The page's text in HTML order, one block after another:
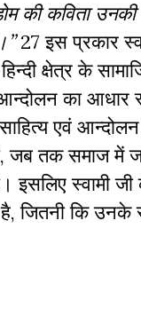
की कविता उनकी
27 इस प्रकार
क्षेत्र के
का आधार
एवं आन्दोलन
जब तक समाज में
इसलिए स्वामी
जितनी कि उनके